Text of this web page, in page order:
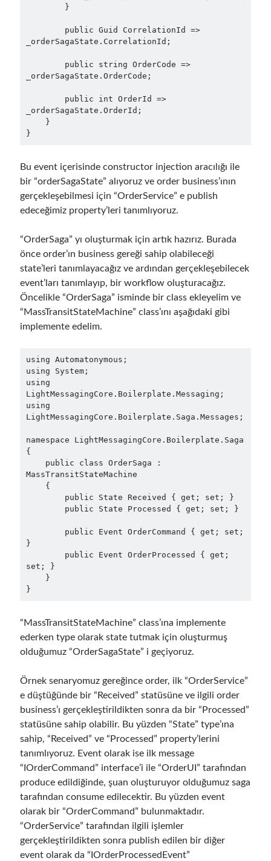
_orderSagaState.CorrelationId;
_orderSagaState.OrderCode;
_orderSagaState.OrderId;
}
Bu event içerisinde constructor injection aracılığı ile
bir “orderSagaState” alıyoruz ve order business’ının
gerçekleşebilmesi için “OrderService” e publish
edeceğimiz property’leri tanımlıyoruz.
“OrderSaga” yı oluşturmak için artık hazırız. Burada
önce order’ın business gereği sahip olabileceği
state’leri tanımlayacağız ve ardından gerçekleşebilecek
event’ları tanımlayıp, bir workflow oluşturacağız.
Öncelikle “OrderSaga” isminde bir class ekleyelim ve
“MassTransitStateMachine” class’ını aşağıdaki gibi
implemente edelim.
using Automatonymous;
using System;
using
LightMessagingCore.Boilerplate.Messaging;
using
LightMessagingCore.Boilerplate.Saga.Messages;
namespace LightMessagingCore.Boilerplate.Saga
{
MassTransitStateMachine
}
set; }
}
“MassTransitStateMachine” class’ına implemente
ederken type olarak state tutmak için oluşturmuş
olduğumuz “OrderSagaState” i geçiyoruz.
Örnek senaryomuz gereğince order, ilk “OrderService”
e düştüğünde bir “Received” statüsüne ve ilgili order
business’ı gerçekleştirildikten sonra da bir “Processed”
statüsüne sahip olabilir. Bu yüzden “State” type’ına
sahip, “Received” ve “Processed” property’lerini
tanımlıyoruz. Event olarak ise ilk message
“IOrderCommand” interface’i ile “OrderUI” tarafından
produce edildiğinde, şuan oluşturuyor olduğumuz saga
tarafından consume edilecektir. Bu yüzden event
olarak bir “OrderCommand” bulunmaktadır.
“OrderService” tarafından ilgili işlemler
gerçekleştirildikten sonra publish edilen bir diğer
event olarak da “IOrderProcessedEvent”